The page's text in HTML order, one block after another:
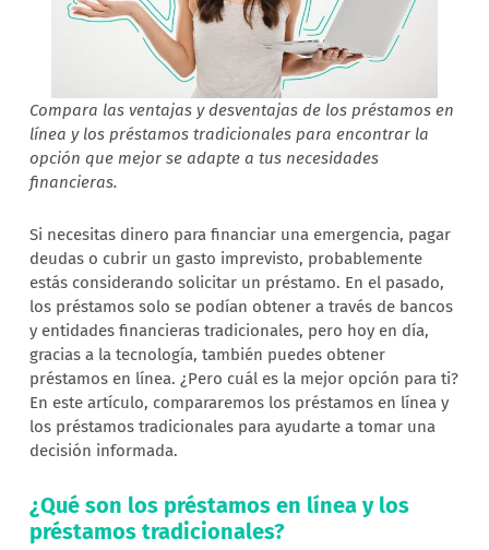
Compara las ventajas y desventajas de los préstamos en
línea y los préstamos tradicionales para encontrar la
opción que mejor se adapte a tus necesidades
financieras.
Si necesitas dinero para financiar una emergencia, pagar
deudas o cubrir un gasto imprevisto, probablemente
estás considerando solicitar un préstamo. En el pasado,
los préstamos solo se podían obtener a través de bancos
y entidades financieras tradicionales, pero hoy en día,
gracias a la tecnología, también puedes obtener
préstamos en línea. ¿Pero cuál es la mejor opción para ti?
En este artículo, compararemos los préstamos en línea y
los préstamos tradicionales para ayudarte a tomar una
decisión informada.
¿Qué son los préstamos en línea y los
préstamos tradicionales?